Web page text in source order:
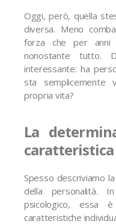
Oggi, però, quella
diversa. Meno
forza che per anni
nonostante tutto.
interessante: ha
sta semplicemente
propria vita?
La
Spesso descriviamo
della personalità.
psicologico, essa
caratteristiche